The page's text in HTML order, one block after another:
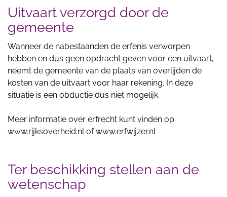
Uitvaart verzorgd door de
gemeente
Wanneer de nabestaanden de erfenis verworpen
hebben en dus geen opdracht geven voor een uitvaart,
neemt de gemeente van de plaats van overlijden de
kosten van de uitvaart voor haar rekening. In deze
situatie is een obductie dus niet mogelijk.
Meer informatie over erfrecht kunt vinden op
www.rijksoverheid.nl of www.erfwijzer.nl
Ter beschikking stellen aan de
wetenschap